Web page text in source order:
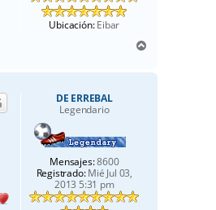
Ubicación:Eibar
r
DE ERREBAL
Legendario
Mensajes:8600
Registrado:Mié Jul 03,
2013 5:31 pm